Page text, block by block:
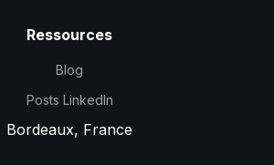
Ressources
Blog
Posts LinkedIn
Bordeaux, France